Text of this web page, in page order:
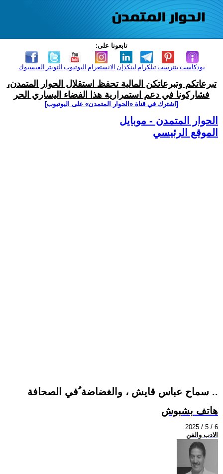
تابعونا على:
الفيسبوك التويتر اليوتيوب الانستغرام لينكدإن تيلكرامبنترست بودكاست
تبرعاتكم وتبرعاتكن المالية تحفظ استقلال الحوار المتمدن،
فشاركونا في دعم استمرارية هذا الفضاء اليساري الحر
[اشترك في قناة ‫«الحوار المتمدن» على اليوتيوب]
الحوار المتمدن - موبايل
الموقع الرئيسي
سماح عباس قايش ، والغضاضة ُفي الصحافة ..
هاتف بشبوش
2025 / 5 / 6
الادب والفن